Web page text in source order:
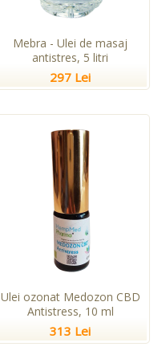
Mebra - Ulei de masaj
antistres, 5 litri
297 Lei
Ulei ozonat Medozon CBD
Antistress, 10 ml
313 Lei